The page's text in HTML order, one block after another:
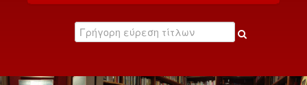
Κατάλογος